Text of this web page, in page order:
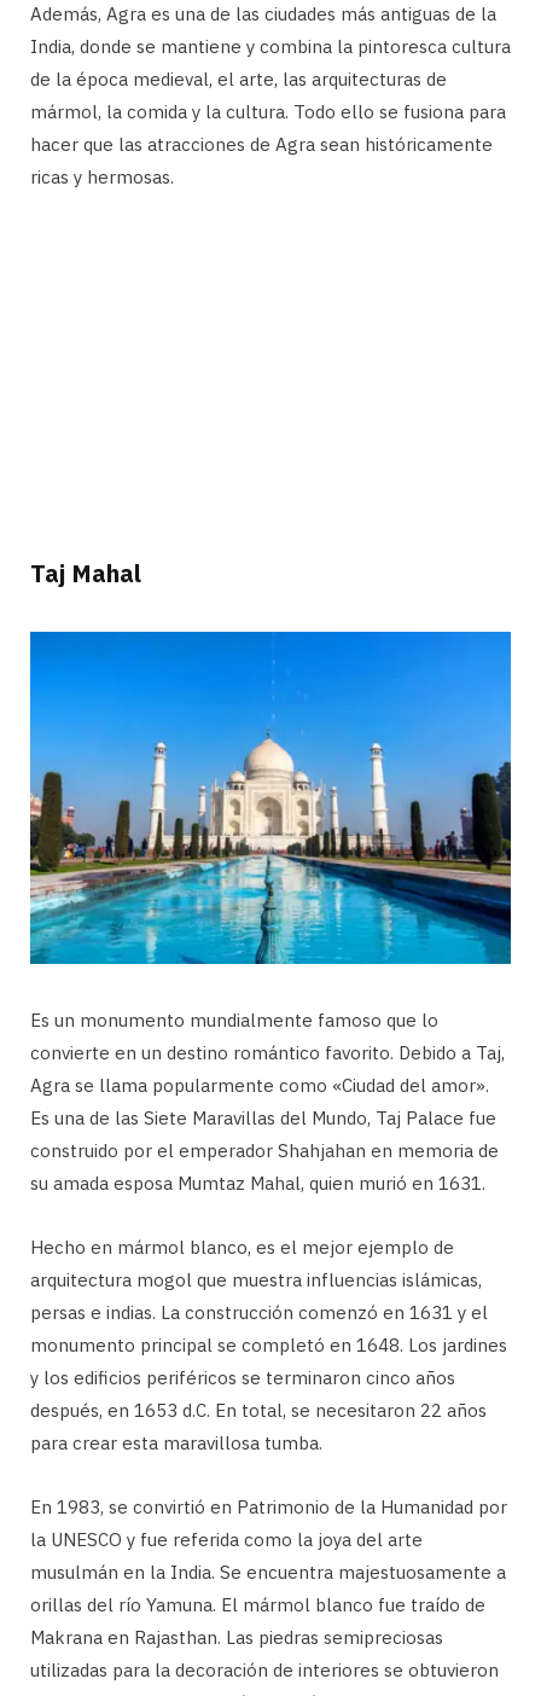
Además, Agra es una de las ciudades más antiguas de la
India, donde se mantiene y combina la pintoresca cultura
de la época medieval, el arte, las arquitecturas de
mármol, la comida y la cultura. Todo ello se fusiona para
hacer que las atracciones de Agra sean históricamente
ricas y hermosas.
Taj Mahal
Es un monumento mundialmente famoso que lo
convierte en un destino romántico favorito. Debido a Taj,
Agra se llama popularmente como «Ciudad del amor».
Es una de las Siete Maravillas del Mundo, Taj Palace fue
construido por el emperador Shahjahan en memoria de
su amada esposa Mumtaz Mahal, quien murió en 1631.
Hecho en mármol blanco, es el mejor ejemplo de
arquitectura mogol que muestra influencias islámicas,
persas e indias. La construcción comenzó en 1631 y el
monumento principal se completó en 1648. Los jardines
y los edificios periféricos se terminaron cinco años
después, en 1653 d.C. En total, se necesitaron 22 años
para crear esta maravillosa tumba.
En 1983, se convirtió en Patrimonio de la Humanidad por
la UNESCO y fue referida como la joya del arte
musulmán en la India. Se encuentra majestuosamente a
orillas del río Yamuna. El mármol blanco fue traído de
Makrana en Rajasthan. Las piedras semipreciosas
utilizadas para la decoración de interiores se obtuvieron